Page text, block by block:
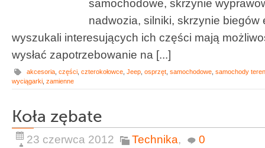
samochodowe, skrzynie
nadwozia, silniki, skrzynie biegów
wyszukali interesujących ich części mają
wysłać zapotrzebowanie na [...]
akcesoria części czterokołowce Jeep osprzęt samochodowe samochody
wyciągarki zamienne
Koła zębate
23 czerwca 2012 Technika,
0